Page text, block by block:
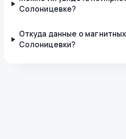
Солоницевке?
Откуда данные о
Солоницевки?